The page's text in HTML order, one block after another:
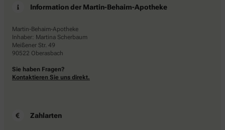
Information der Martin-Behaim-Apotheke
Martin-Behaim-Apotheke
Inhaber: Martina Scherbaum
Meißener Str. 49
90522 Oberasbach
Sie haben Fragen?
Kontaktieren Sie uns direkt.
Zahlarten